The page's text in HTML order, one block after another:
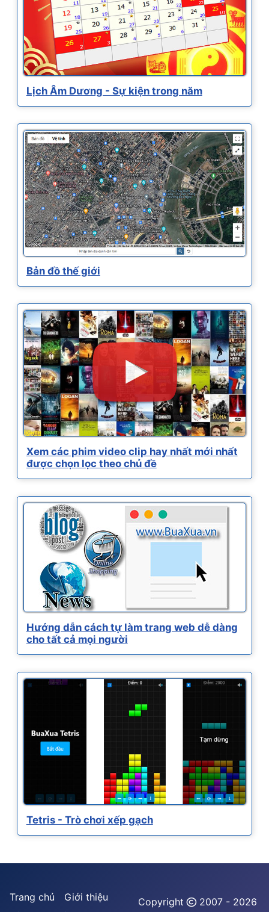
Lịch Âm Dương - Sự kiện trong năm
Bản đồ thế giới
Xem các phim video clip hay nhất mới nhất
được chọn lọc theo chủ đề
Hướng dẫn cách tự làm trang web dễ dàng
cho tất cả mọi người
Tetris - Trò chơi xếp gạch
Trang chủ
Giới thiệu
Copyright
2007 - 2026